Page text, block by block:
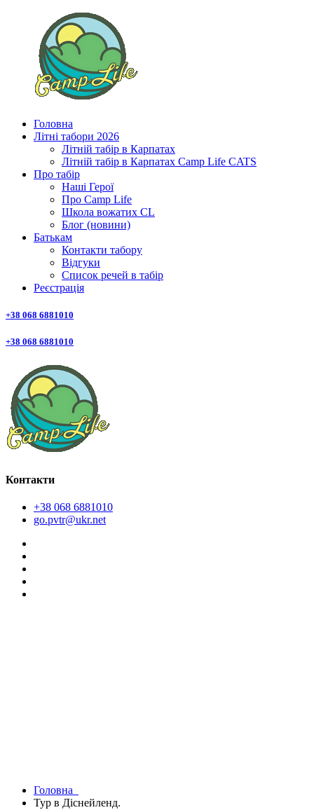
Головна
Літні табори 2026
Літній табір в Карпатах
Літній табір в Карпатах Сamp Life CATS
Про табір
Наші Герої
Про Camp Life
Школа вожатих CL
Блог (новини)
Батькам
Контакти табору
Відгуки
Список речей в табір
Реєстрація
+38 068 6881010
+38 068 6881010
Контакти
+38 068 6881010
go.pvtr@ukr.net
Головна
Тур в Діснейленд.